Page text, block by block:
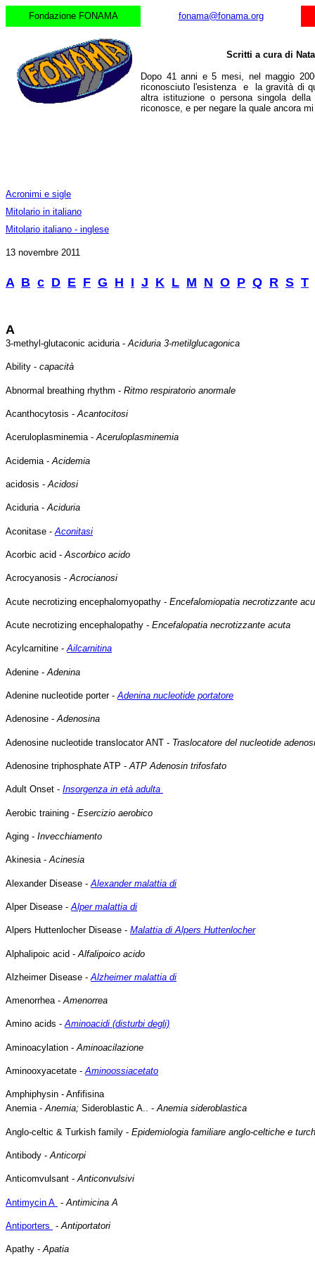
Fondazione FONAMA fonama@fonama.org
Scritti a cura di
Dopo 41 anni e 5 mesi, nel maggio
riconosciuto l'esistenza e la gravità di
altra istituzione o persona singola
riconosce, e per negare la quale ancora
Acronimi e sigle
Mitolario in italiano
Mitolario italiano - inglese
13 novembre 2011
A B c D E F G H I J K L M N O P Q R S T
A
3-methyl-glutaconic aciduria - Aciduria 3-metilglucagonica
Ability - capacità
Abnormal breathing rhythm - Ritmo respiratorio anormale
Acanthocytosis - Acantocitosi
Aceruloplasminemia -Aceruloplasminemia
Acidemia - Acidemia
acidosis - Acidosi
Aciduria -Aciduria
Aconitase - Aconitasi
Acorbic acid - Ascorbico acido
Acrocyanosis -Acrocianosi
Acute necrotizing encephalomyopathy - Encefalomiopatia necrotizzante
Acute necrotizing encephalopathy - Encefalopatia necrotizzante acuta
Acylcarnitine -Ailcarnitina
Adenine - Adenina
Adenine nucleotide porter - Adenina nucleotide portatore
Adenosine -Adenosina
Adenosine nucleotide translocator ANT - Traslocatore del nucleotide
Adenosine triphosphate ATP - ATP Adenosin trifosfato
Adult Onset - Insorgenza in età adulta
Aerobic training - Esercizio aerobico
Aging - Invecchiamento
Akinesia -Acinesia
Alexander Disease - Alexander malattia di
Alper Disease - Alper malattia di
Alpers Huttenlocher Disease - Malattia di Alpers Huttenlocher
Alphalipoic acid - Alfalipoico acido
Alzheimer Disease - Alzheimer malattia di
Amenorrhea -Amenorrea
Amino acids -Aminoacidi (disturbi degli)
Aminoacylation - Aminoacilazione
Aminooxyacetate -Aminoossiacetato
Amphiphysin - Anfifisina
Anemia -Anemia; Sideroblastic A.. -Anemia sideroblastica
Anglo-celtic & Turkish family - Epidemiologia familiare anglo-celtiche e
Antibody -Anticorpi
Anticomvulsant -Anticonvulsivi
Antimycin A - Antimicina A
Antiporters -Antiportatori
Apathy -Apatia